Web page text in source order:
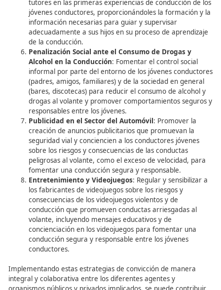
implementación de normativas que obliguen a los
videojuegos a incluir mensajes informativos que
el contenido peligroso o las conductas riesgosas que
promover. Estos mensajes pueden contribuir a
jugadores sobre los riesgos asociados con la conducción
imprudente y fomentar una actitud más responsable y
consciente al volante.
Simuladores de Conducción y
de Conducción
Los simuladores de conducción, aunque pueden ofrecer
experiencia de conducción realista y entretenida,
pueden influir en el desarrollo de conductas arriesgadas
volante. Los jugadores pueden verse tentados a
vida real las maniobras y comportamientos
practican en los juegos, como circular a velocidad
ejecutar maniobras bruscas o ignorar las normas de
Recomendaciones para un
Entretenimiento Responsable
Para promover un entretenimiento responsable y
efectos negativos de los videojuegos en la conducta de